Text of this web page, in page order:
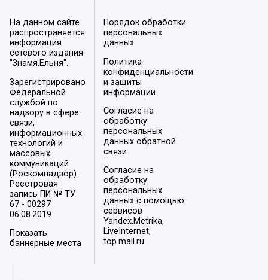
На данном сайте
распространяется
информация
сетевого издания
"Знамя.Ельня".
Зарегистрировано
Федеральной
службой по
надзору в сфере
связи,
информационных
технологий и
массовых
коммуникаций
(Роскомнадзор).
Реестровая
запись ПИ № ТУ
67 - 00297
06.08.2019
Показать
баннерные места
Порядок обработки
персональных
данных
Политика
конфиденциальности
и защиты
информации
Согласие на
обработку
персональных
данных обратной
связи
Согласие на
обработку
персональных
данных с помощью
сервисов
Yandex.Metrika,
LiveInternet,
top.mail.ru